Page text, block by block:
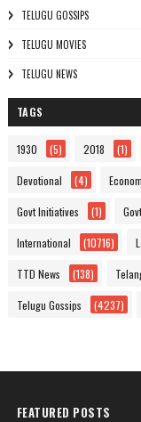
TELUGU GOSSIPS
TELUGU MOVIES
TELUGU NEWS
TAGS
1930 (5) 2018 (1)
Devotional (4)
Govt Initiatives (1)
International (10716)
TTD News (138)
Telugu Gossips (4237)
FEATURED POSTS